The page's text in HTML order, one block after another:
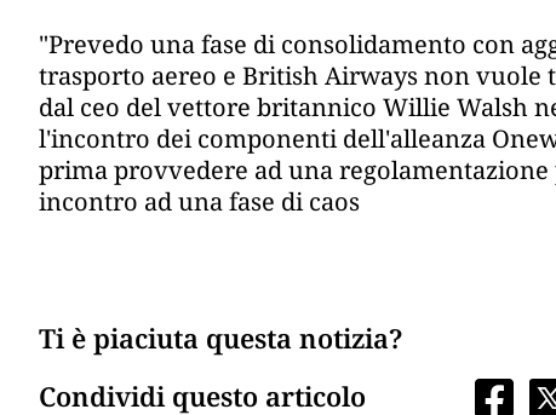
"Prevedo una fase di consolidamento con
trasporto aereo e British Airways non
dal ceo del vettore britannico Willie Walsh
l'incontro dei componenti dell'alleanza
prima provvedere ad una
incontro ad una fase di caos
Ti è piaciuta questa notizia?
Condividi questo articolo